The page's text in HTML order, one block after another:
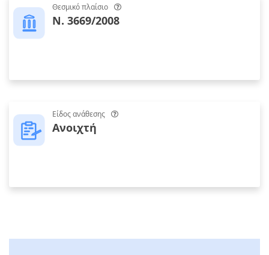
Θεσμικό πλαίσιο
Ν. 3669/2008
Είδος ανάθεσης
Ανοιχτή